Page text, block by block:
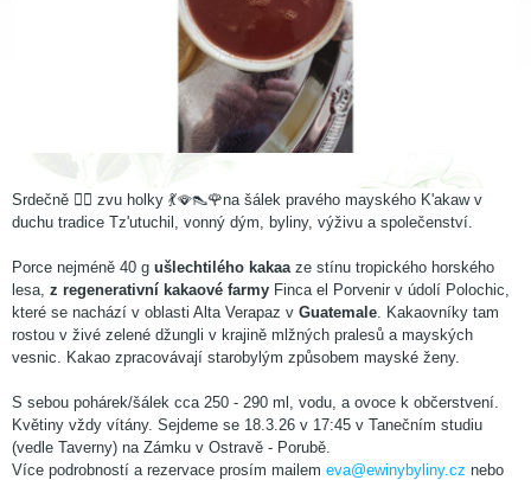
Srdečně ❤️‍🔥 zvu holky 💃🪭👠🌹na šálek pravého mayského K'akaw v
duchu tradice Tz'utuchil, vonný dým, byliny, výživu a společenství.
Porce nejméně 40 g ušlechtilého kakaa ze stínu tropického horského
lesa, z regenerativní kakaové farmy Finca el Porvenir v údolí Polochic,
které se nachází v oblasti Alta Verapaz v Guatemale . Kakaovníky tam
rostou v živé zelené džungli v krajině mlžných pralesů a mayských
vesnic. Kakao zpracovávají starobylým způsobem mayské ženy.
S sebou pohárek/šálek cca 250 - 290 ml, vodu, a ovoce k občerstvení.
Květiny vždy vítány. Sejdeme se 18.3.26 v 17:45 v Tanečním studiu
(vedle Taverny) na Zámku v Ostravě - Porubě.
Více podrobností a rezervace prosím mailem eva@ewinybyliny.cz nebo